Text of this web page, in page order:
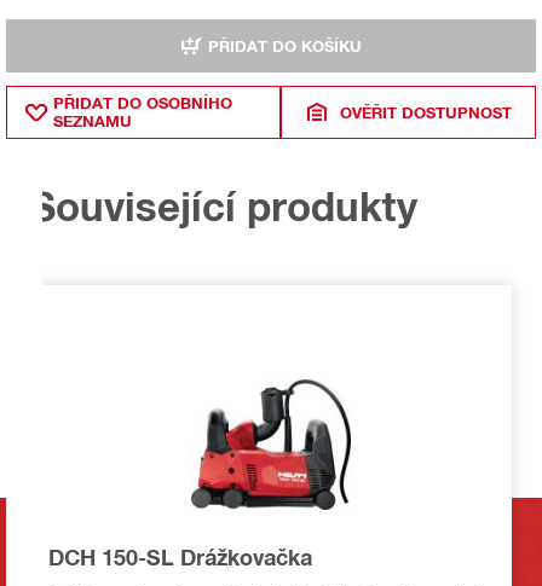
PŘIDAT DO KOŠÍKU
PŘIDAT DO OSOBNÍHO
SEZNAMU
OVĚŘIT DOSTUPNOST
Související produkty
DCH 150-SL Drážkovačka